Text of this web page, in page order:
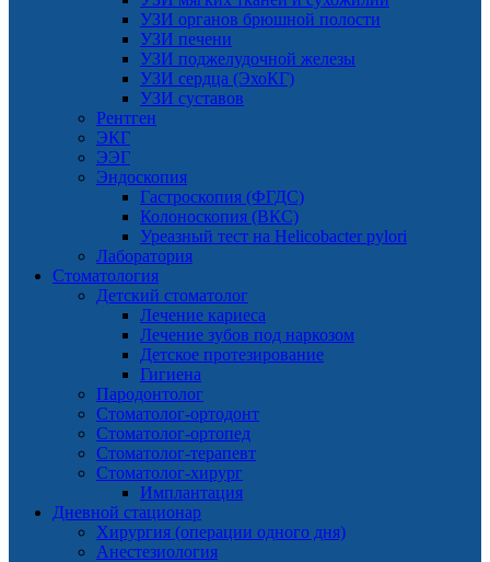
УЗИ органов брюшной полости
УЗИ печени
УЗИ поджелудочной железы
УЗИ сердца (ЭхоКГ)
УЗИ суставов
Рентген
ЭКГ
ЭЭГ
Эндоскопия
Гастроскопия (ФГДС)
Колоноскопия (ВКС)
Уреазный тест на Helicobacter pylori
Лаборатория
Стоматология
Детский стоматолог
Лечение кариеса
Лечение зубов под наркозом
Детское протезирование
Гигиена
Пародонтолог
Стоматолог-ортодонт
Стоматолог-ортопед
Стоматолог-терапевт
Стоматолог-хирург
Имплантация
Дневной стационар
Хирургия (операции одного дня)
Анестезиология